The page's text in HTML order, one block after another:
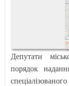
Депутати
порядок